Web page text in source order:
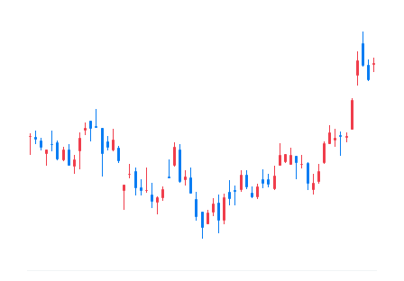
The chart has 1 X axis displaying Time. Data ranges from
The chart has 1 Y axis displaying values. Data ranges from 71.88